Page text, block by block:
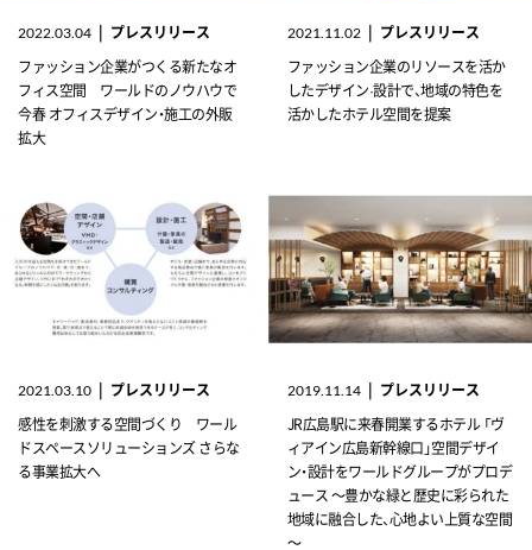
2022.03.04 | プレスリリース
ファッション企業がつくる新たなオ
フィス空間 ワールドのノウハウで
今春 オフィスデザイン・施工の外販
拡大
2021.11.02 | プレスリリース
ファッション企業のリソースを活か
したデザイン·設計で、地域の特色を
活かしたホテル空間を提案
2021.03.10 | プレスリリース
感性を刺激する空間づくり ワール
ドスペースソリューションズ さらな
る事業拡大へ
2019.11.14 | プレスリリース
JR広島駅に来春開業するホテル 「ヴ
ィアイン広島新幹線口」空間デザイ
ン・設計をワールドグループがプロデ
ュース ～豊かな緑と歴史に彩られた
地域に融合した、心地よい上質な空間
～